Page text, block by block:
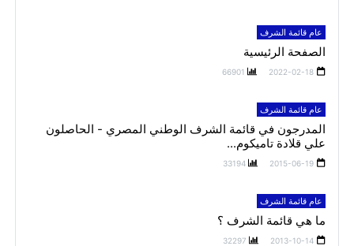
عام قائمة الشرف
الصفحة الرئيسية
2022-02-18
66901
عام قائمة الشرف
المدرجون في قائمة الشرف الوطني المصري - الحاصلون
علي قلادة تاميكوم...
2015-06-19
33194
عام قائمة الشرف
ما هي قائمة الشرف ؟
2013-10-14
32297